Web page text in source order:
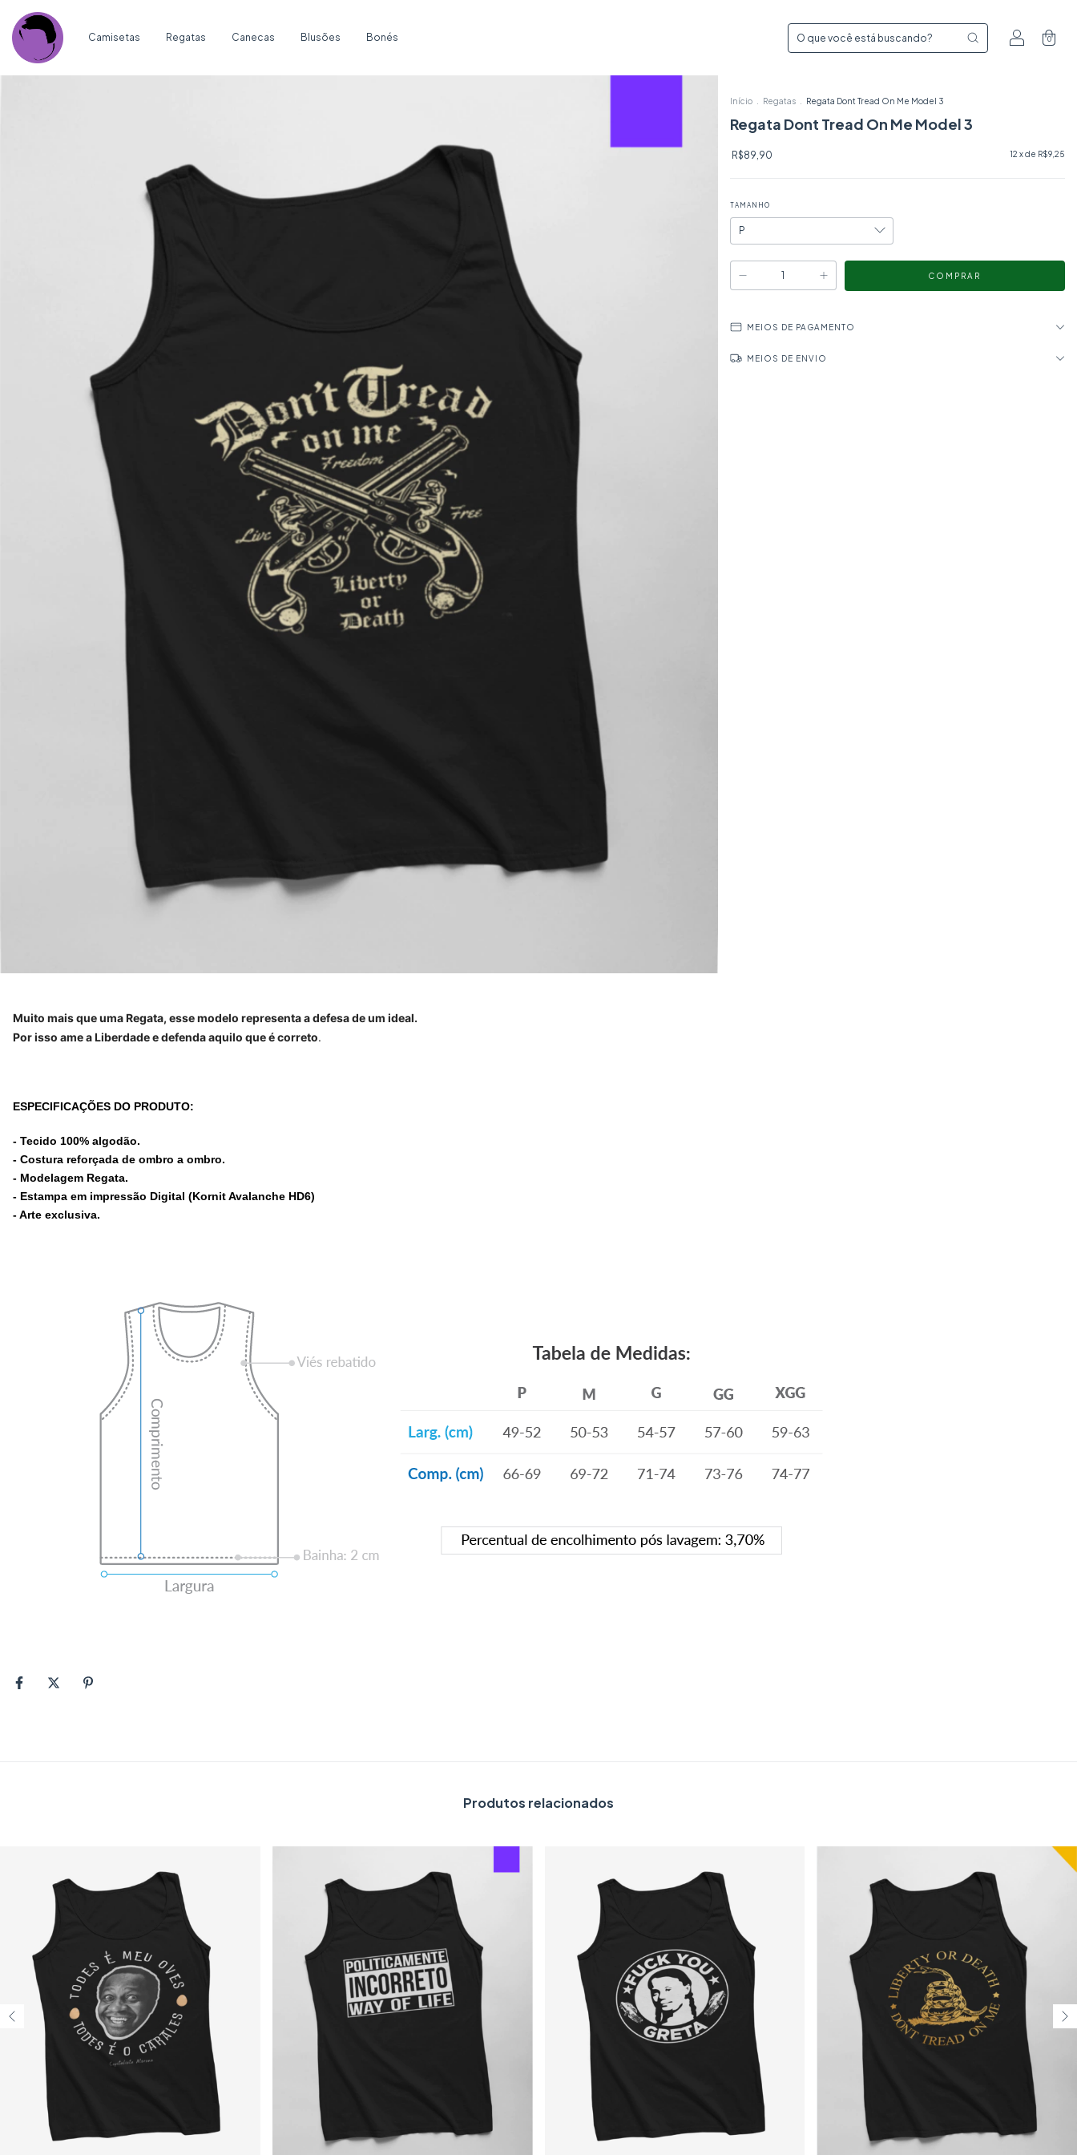
Camisetas Regatas Canecas Blusões Bonés 0
Início Regatas Regata Dont Tread On Me Model 3
Regata Dont Tread On Me Model 3
R$89,90 12 x de R$9,25
TAMANHO
MEIOS DE PAGAMENTO
MEIOS DE ENVIO
Muito mais que uma Regata, esse modelo representa a defesa de um ideal.
Por isso ame a Liberdade e defenda aquilo que é correto.
ESPECIFICAÇÕES DO PRODUTO:
- Tecido 100% algodão.
- Costura reforçada de ombro a ombro.
- Modelagem Regata.
- Estampa em impressão Digital (Kornit Avalanche HD6)
- Arte exclusiva.
Produtos relacionados